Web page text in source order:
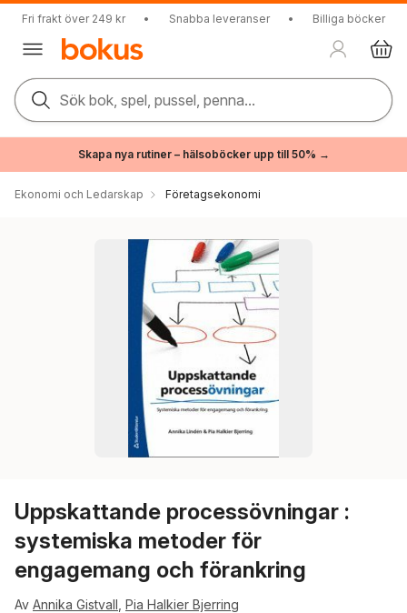
Fri frakt över 249 kr • Snabba leveranser • Billiga böcker
Sök bok, spel, pussel, penna...
Skapa nya rutiner – hälsoböcker upp till 50% →
Ekonomi och Ledarskap Företagsekonomi
Uppskattande processövningar :
systemiska metoder för
engagemang och förankring
Av Annika Gistvall Pia Halkier Bjerring